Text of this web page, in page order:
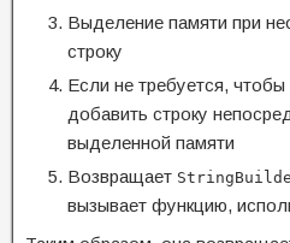
Выделение памяти при
строку
Если не требуется,
добавить строку
выделенной памяти
Возвращает
вызывает функцию,